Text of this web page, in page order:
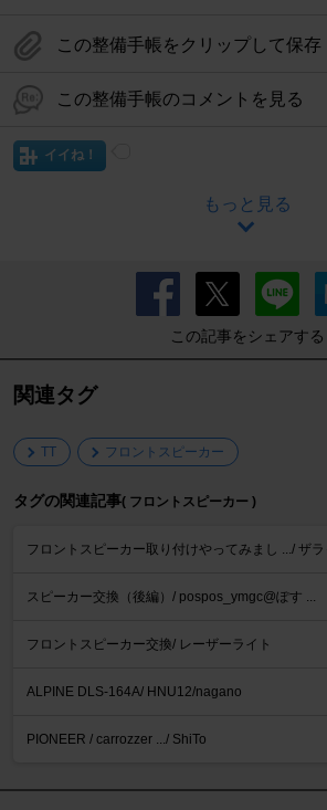
この整備手帳をクリップして保存
この整備手帳のコメントを見る
イイね！
もっと見る
この記事をシェアする
関連タグ
TT フロントスピーカー
タグの関連記事( フロントスピーカー )
フロントスピーカー取り付けやってみまし .../ ザラ
スピーカー交換（後編）/ pospos_ymgc@ぽす ...
フロントスピーカー交換/ レーザーライト
ALPINE DLS-164A/ HNU12/nagano
PIONEER / carrozzer .../ ShiTo